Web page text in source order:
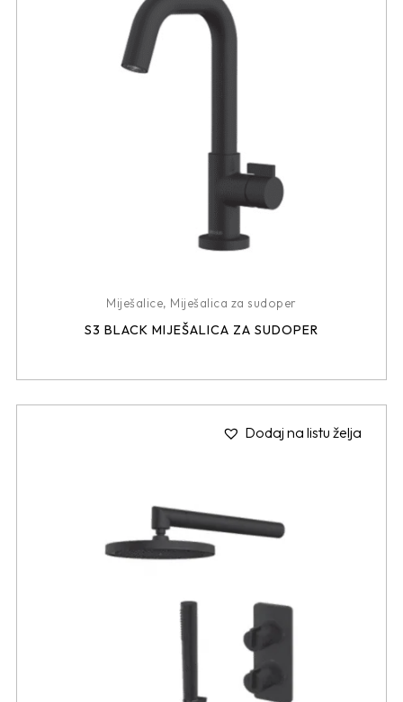
Miješalice, Miješalica za sudoper
S3 BLACK MIJEŠALICA ZA SUDOPER
Dodaj na listu želja